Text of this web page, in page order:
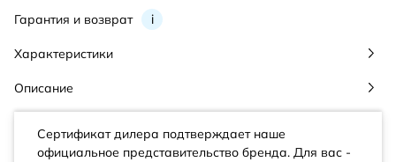
Гарантия и возврат i
Характеристики
Описание
Сертификат дилера подтверждает наше
официальное представительство бренда. Для вас -